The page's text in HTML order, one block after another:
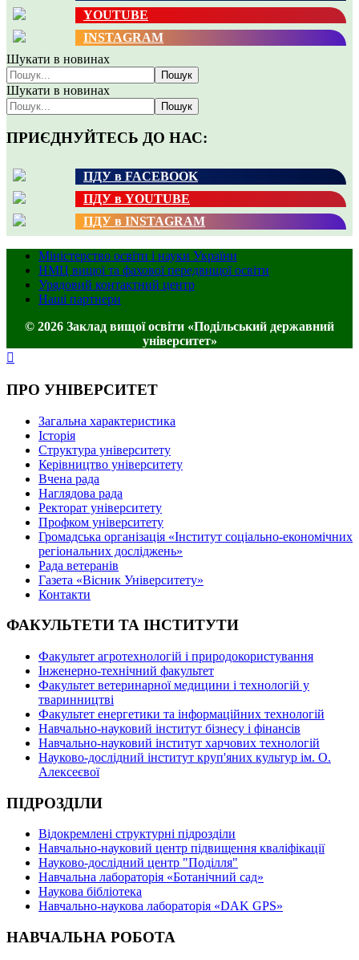
YOUTUBE
INSTAGRAM
Шукати в новинах
Пошук
Шукати в новинах
Пошук
ПРИЄДНУЙТЕСЬ ДО НАС:
ПДУ в FACEBOOK
ПДУ в YOUTUBE
ПДУ в INSTAGRAM
Міністерство освіти і науки України
НМЦ вищої та фахової передвищої освіти
Урядовий контактний центр
Наші партнери
© 2026 Заклад вищої освіти «Подільський державний
університет»
ПРО УНІВЕРСИТЕТ
Загальна характеристика
Історія
Структура університету
Керівництво університету
Вчена рада
Наглядова рада
Ректорат університету
Профком університету
Громадська організація «Інститут соціально-економічних
регіональних досліджень»
Рада ветеранів
Газета «Вісник Університету»
Контакти
ФАКУЛЬТЕТИ ТА ІНСТИТУТИ
Факультет агротехнологій і природокористування
Інженерно-технічний факультет
Факультет ветеринарної медицини і технологій у
тваринництві
Факультет енергетики та інформаційних технологій
Навчально-науковий інститут бізнесу і фінансів
Навчально-науковий інститут харчових технологій
Науково-дослідний інститут круп'яних культур ім. О.
Алексеєвої
ПІДРОЗДІЛИ
Відокремлені структурні підрозділи
Навчально-науковий центр підвищення кваліфікації
Науково-дослідний центр "Поділля"
Навчальна лабораторія «Ботанічний сад»
Наукова бібліотека
Навчально-наукова лабораторія «DAK GPS»
НАВЧАЛЬНА РОБОТА